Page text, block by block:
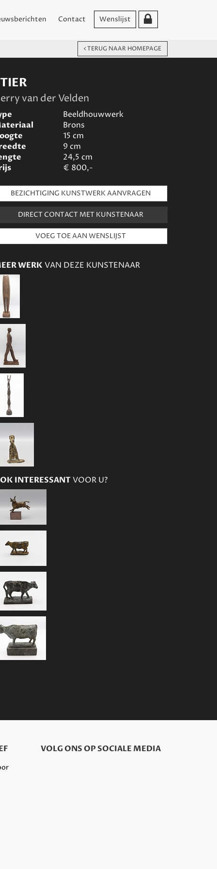
Contact Wenslijst
TERUG NAAR HOMEPAGE
van der Velden
Beeldhouwwerk
Brons
15 cm
9 cm
24,5 cm
€ 800,-
BEZICHTIGING KUNSTWERK AANVRAGEN
DIRECT CONTACT MET KUNSTENAAR
WERK VAN DEZE KUNSTENAAR
INTERESSANTVOOR U?
VOLG ONS OP SOCIALE MEDIA